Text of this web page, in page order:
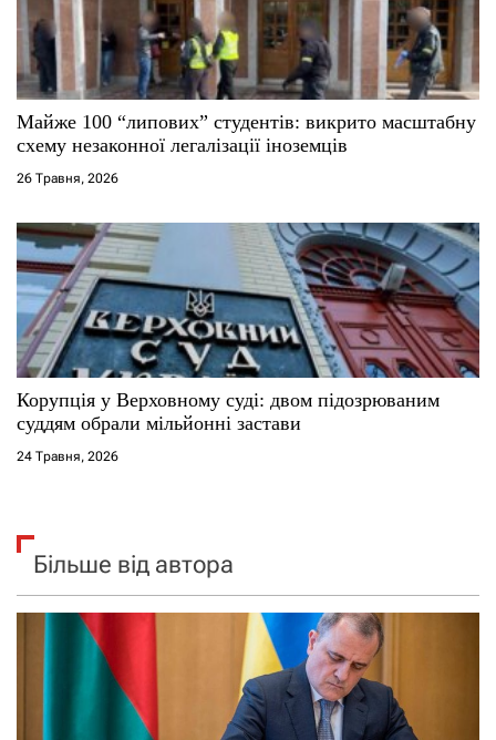
Майже 100 “липових” студентів: викрито масштабну
схему незаконної легалізації іноземців
26 Травня, 2026
Корупція у Верховному суді: двом підозрюваним
суддям обрали мільйонні застави
24 Травня, 2026
Більше від автора